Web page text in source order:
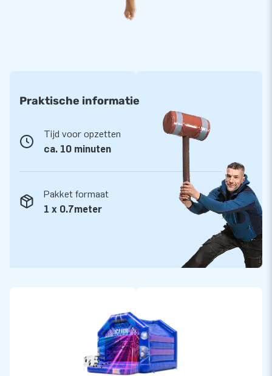
Denk je aan springkussens, dan denk je aan JB. Al jouw
opblaasbare dromen worden werkelijkheid. Met ons eigen
geëxporteerd. Durf jij de sprong te wagen?
Praktische informatie
Tijd voor opzetten
ca. 10 minuten
Pakket formaat
1 x 0.7meter